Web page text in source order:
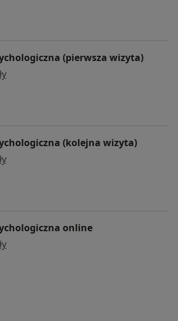
(pierwsza wizyta)
konsultacja psychologiczna (pierwsza
(kolejna wizyta)
konsultacja psychologiczna (kolejna
online
Konsultacja psychologiczna online